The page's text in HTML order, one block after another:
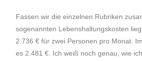
Fassen wir die einzelnen Rubriken
sogenannten Lebenshaltungskosten
2.736 € für zwei Personen pro Monat.
es 2.481 €. Ich weiß noch genau, wie